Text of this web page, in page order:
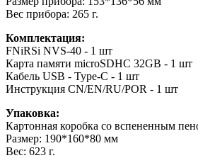
Вес прибора: 265 г.
Комплектация:
FNiRSi NVS-40 - 1 шт
Карта памяти microSDHC 32GB - 1 шт
Кабель USB - Type-С - 1 шт
Инструкция CN/EN/RU/POR - 1 шт
Упаковка:
Картонная коробка со вспененным
Размер: 190*160*80 мм
Вес: 623 г.